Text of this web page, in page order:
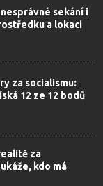
sekání i
a lokaci
za socialismu:
12 ze 12 bodů
za
kdo má